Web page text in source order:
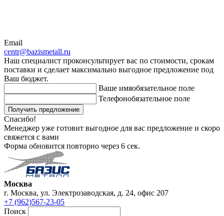
Email
centr@bazismetall.ru
Наш специалист проконсультирует вас по стоимости, срокам
поставки и сделает максимально выгодное предложение под
Ваш бюджет.
Ваше имяобязательное поле
Телефонобязательное поле
Получить предложение
Спасибо!
Менеджер уже готовит выгодное для вас предложение и скоро
свяжется с вами
Форма обновится повторно через 6 сек.
Москва
г. Москва, ул. Электрозаводская, д. 24, офис 207
+7 (962)567-23-05
Поиск